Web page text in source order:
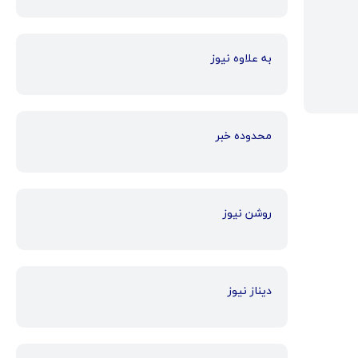
به علاوه نیوز
محدوده خبر
روشن نیوز
دیناز نیوز